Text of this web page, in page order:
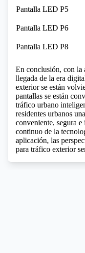
Pantalla LED P5
Pantalla LED P6
Pantalla LED P8
En conclusión, con la
llegada de la era
exterior se están
pantallas se están
tráfico urbano
residentes urbanos
conveniente, segura
continuo de la
aplicación, las
para tráfico exterior